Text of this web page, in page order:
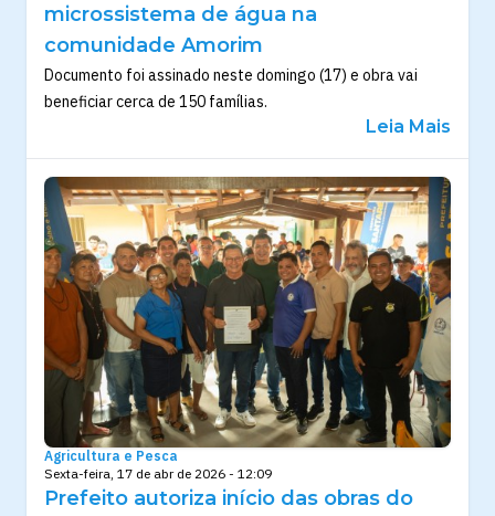
microssistema de água na
comunidade Amorim
Documento foi assinado neste domingo (17) e obra vai
beneficiar cerca de 150 famílias.
Leia Mais
Agricultura e Pesca
Sexta-feira, 17 de abr de 2026 - 12:09
Prefeito autoriza início das obras do